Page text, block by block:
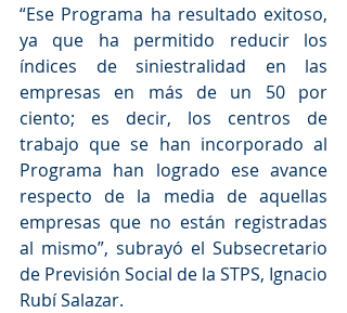
“Ese Programa ha resultado exitoso,
ya que ha permitido reducir los
índices de siniestralidad en las
empresas en más de un 50 por
ciento; es decir, los centros de
trabajo que se han incorporado al
Programa han logrado ese avance
respecto de la media de aquellas
empresas que no están registradas
al mismo”, subrayó el Subsecretario
de Previsión Social de la STPS, Ignacio
Rubí Salazar.